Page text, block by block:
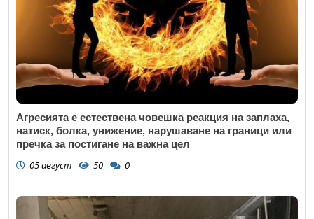
Агресията е естествена човешка реакция на заплаха,
натиск, болка, унижение, нарушаване на граници или
пречка за постигане на важна цел
05 август 50 0